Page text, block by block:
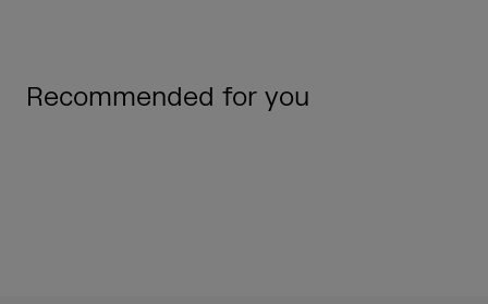
Recommended for you